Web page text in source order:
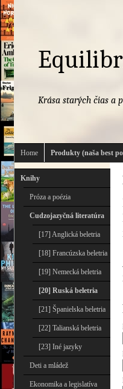
Krása starých čias a
Home Produkty (naša best
Knihy
Próza a poézia
Cudzojazyčná literatúra
[17] Anglická beletria
[18] Francúzska beletria
[19] Nemecká beletria
[20] Ruská beletria
[21] Španielska beletria
[22] Talianská beletria
[23] Iné jazyky
Deti a mládež
Ekonomika a legislatíva